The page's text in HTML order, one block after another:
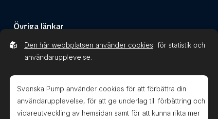
Övriga länkar
Integritetspolicy
Den här webbplatsen använder cookies för statistik och
användarupplevelse.
Svenska Pump använder cookies för att förbättra din
användarupplevelse, för att ge underlag till förbättring och
vidareutveckling av hemsidan samt för att kunna rikta mer